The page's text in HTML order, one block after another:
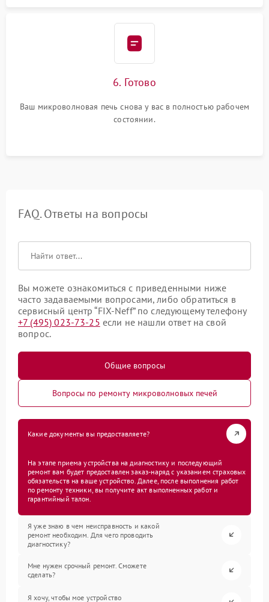
6. Готово
Ваш микроволновая печь снова у вас в полностью рабочем
состоянии.
FAQ. Ответы на вопросы
Вы можете ознакомиться с приведенными ниже
часто задаваемыми вопросами, либо обратиться в
сервисный центр “FIX-Neff” по следующему телефону
+7 (495) 023-73-25 если не нашли ответ на свой
вопрос.
Общие вопросы
Вопросы по ремонту микроволновых печей
Какие документы вы предоставляете?
На этапе приема устройства на диагностику и последующий
ремонт вам будет предоставлен заказ-наряд с указанием страховых
обязательств на ваше устройство. Далее, после выполнения работ
по ремонту техники, вы получите акт выполненных работ и
гарантийный талон.
Я уже знаю в чем неисправность и какой
ремонт необходим. Для чего проводить
диагностику?
Мне нужен срочный ремонт. Сможете
сделать?
Я хочу, чтобы мое устройство